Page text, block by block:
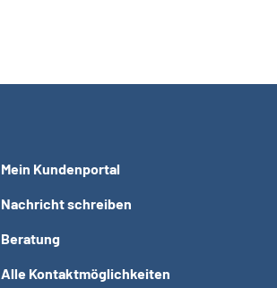
Mein Kundenportal
Nachricht schreiben
Beratung
Alle Kontaktmöglichkeiten